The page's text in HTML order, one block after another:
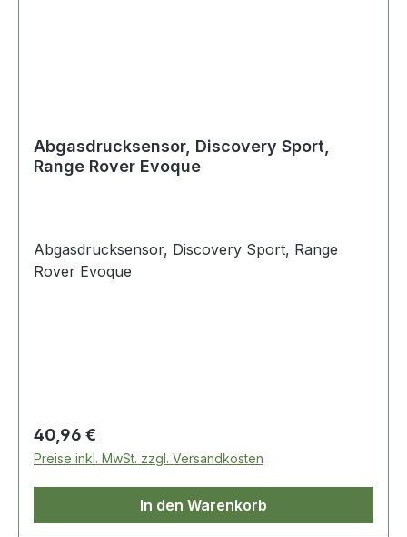
Abgasdrucksensor, Discovery Sport,
Range Rover Evoque
Abgasdrucksensor, Discovery Sport, Range
Rover Evoque
Regulärer Preis:
40,96 €
Preise inkl. MwSt. zzgl. Versandkosten
In den Warenkorb